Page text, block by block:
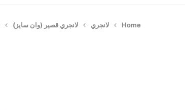
Home لانجري لانجري قصير (وان سايز)